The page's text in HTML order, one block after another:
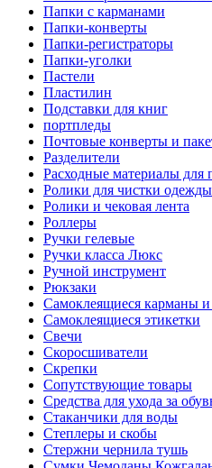
Папки с карманами
Папки-конверты
Папки-регистраторы
Папки-уголки
Пастели
Пластилин
Подставки для книг
портпледы
Почтовые конверты и
Разделители
Расходные материалы для
Ролики для чистки одежды
Ролики и чековая лента
Роллеры
Ручки гелевые
Ручки класса Люкс
Ручной инструмент
Рюкзаки
Самоклеящиеся карманы и
Самоклеящиеся этикетки
Свечи
Скоросшиватели
Скрепки
Сопутствующие товары
Средства для ухода за
Стаканчики для воды
Степлеры и скобы
Стержни чернила тушь